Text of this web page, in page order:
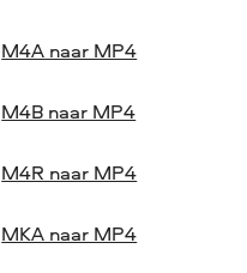
M4A naar MP4
M4B naar MP4
M4R naar MP4
MKA naar MP4